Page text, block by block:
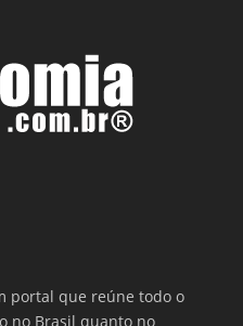
portal que reúne todo o
no Brasil quanto no